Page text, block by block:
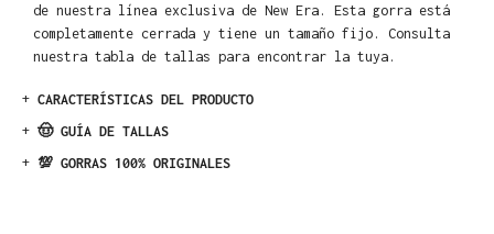
de nuestra línea exclusiva de New Era. Esta gorra está
completamente cerrada y tiene un tamaño fijo. Consulta
nuestra tabla de tallas para encontrar la tuya.
+ CARACTERÍSTICAS DEL PRODUCTO
+ 🤠 GUÍA DE TALLAS
+ 💯 GORRAS 100% ORIGINALES